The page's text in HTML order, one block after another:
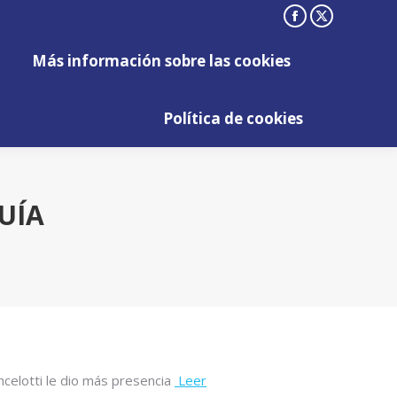
Facebook
new
X
Más información sobre las cookies
Política de cookies
le dio más presencia Leer
Más información sobre las cookies